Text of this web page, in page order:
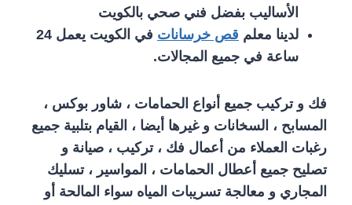
الأساليب بفضل فني صحي بالكويت
لدينا معلم قص خرسانات
في الكويت يعمل 24
ساعة في جميع المجالات.
فك و تركيب جميع أنواع الحمامات ، شاور بوكس ،
المسابح ، السخانات و غيرها أيضا ، القيام بتلبية جميع
رغبات العملاء من أعمال فك ، تركيب ، صيانة و
تصليح جميع أعطال الحمامات ، المواسير ، تسليك
المجاري و معالجة تسريبات المياه سواء المالحة أو